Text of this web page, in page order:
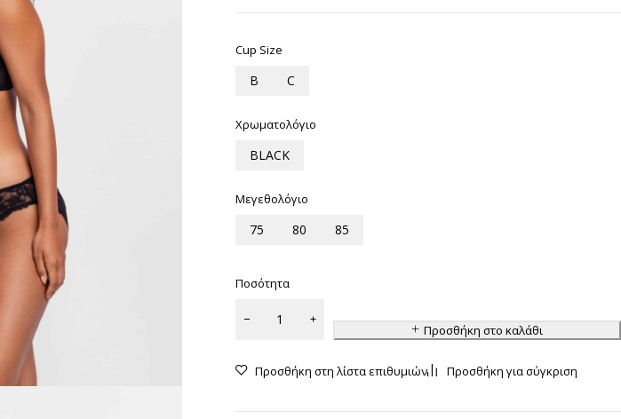
Cup Size
B C
Χρωματολόγιο
BLACK
Μεγεθολόγιο
75 80 85
Ποσότητα
Προσθήκη στο καλάθι